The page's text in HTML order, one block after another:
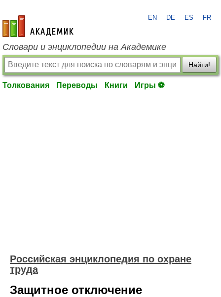
academic.ru
EN DE ES FR
Словари и энциклопедии на Академике
Найти!
Толкования Переводы Книги Игры ⚽
Российская энциклопедия по охране
труда
Защитное отключение